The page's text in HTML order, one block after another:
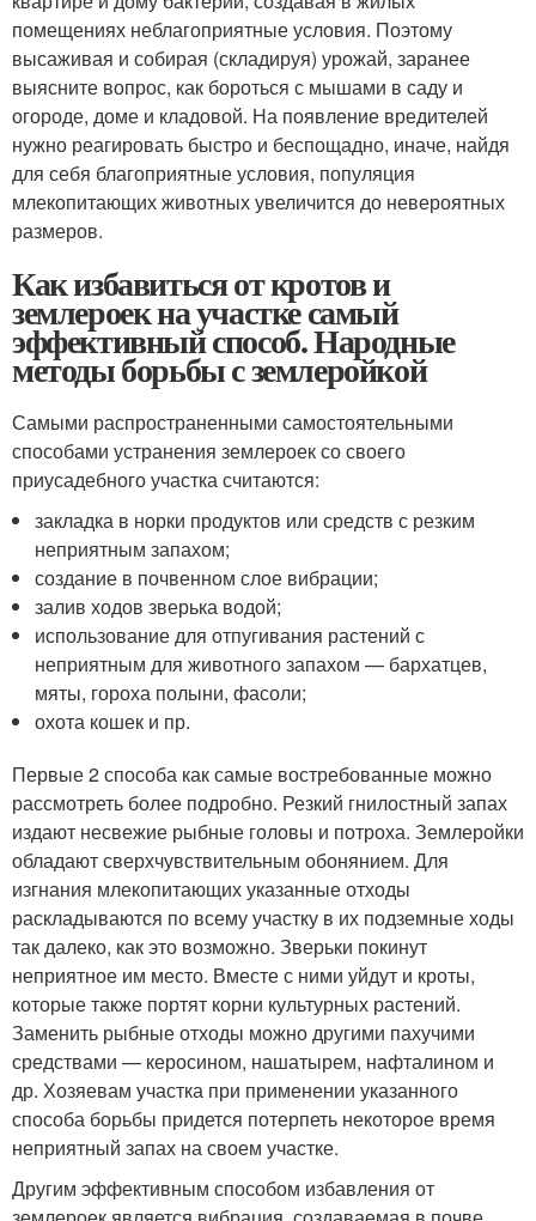
помещениях неблагоприятные условия. Поэтому
высаживая и собирая (складируя) урожай, заранее
выясните вопрос, как бороться с мышами в саду и
огороде, доме и кладовой. На появление вредителей
нужно реагировать быстро и беспощадно, иначе, найдя
для себя благоприятные условия, популяция
млекопитающих животных увеличится до невероятных
размеров.
Как избавиться от кротов и
землероек на участке самый
эффективный способ. Народные
методы борьбы с землеройкой
Самыми распространенными самостоятельными
способами устранения землероек со своего
приусадебного участка считаются:
закладка в норки продуктов или средств с резким
неприятным запахом;
создание в почвенном слое вибрации;
залив ходов зверька водой;
использование для отпугивания растений с
неприятным для животного запахом — бархатцев,
мяты, гороха полыни, фасоли;
охота кошек и пр.
Первые 2 способа как самые востребованные можно
рассмотреть более подробно. Резкий гнилостный запах
издают несвежие рыбные головы и потроха. Землеройки
обладают сверхчувствительным обонянием. Для
изгнания млекопитающих указанные отходы
раскладываются по всему участку в их подземные ходы
так далеко, как это возможно. Зверьки покинут
неприятное им место. Вместе с ними уйдут и кроты,
которые также портят корни культурных растений.
Заменить рыбные отходы можно другими пахучими
средствами — керосином, нашатырем, нафталином и
др. Хозяевам участка при применении указанного
способа борьбы придется потерпеть некоторое время
неприятный запах на своем участке.
Другим эффективным способом избавления от